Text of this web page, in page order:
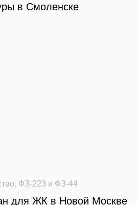
в Смоленске
, ФЗ-223 и ФЗ-44
для ЖК в Новой Москве